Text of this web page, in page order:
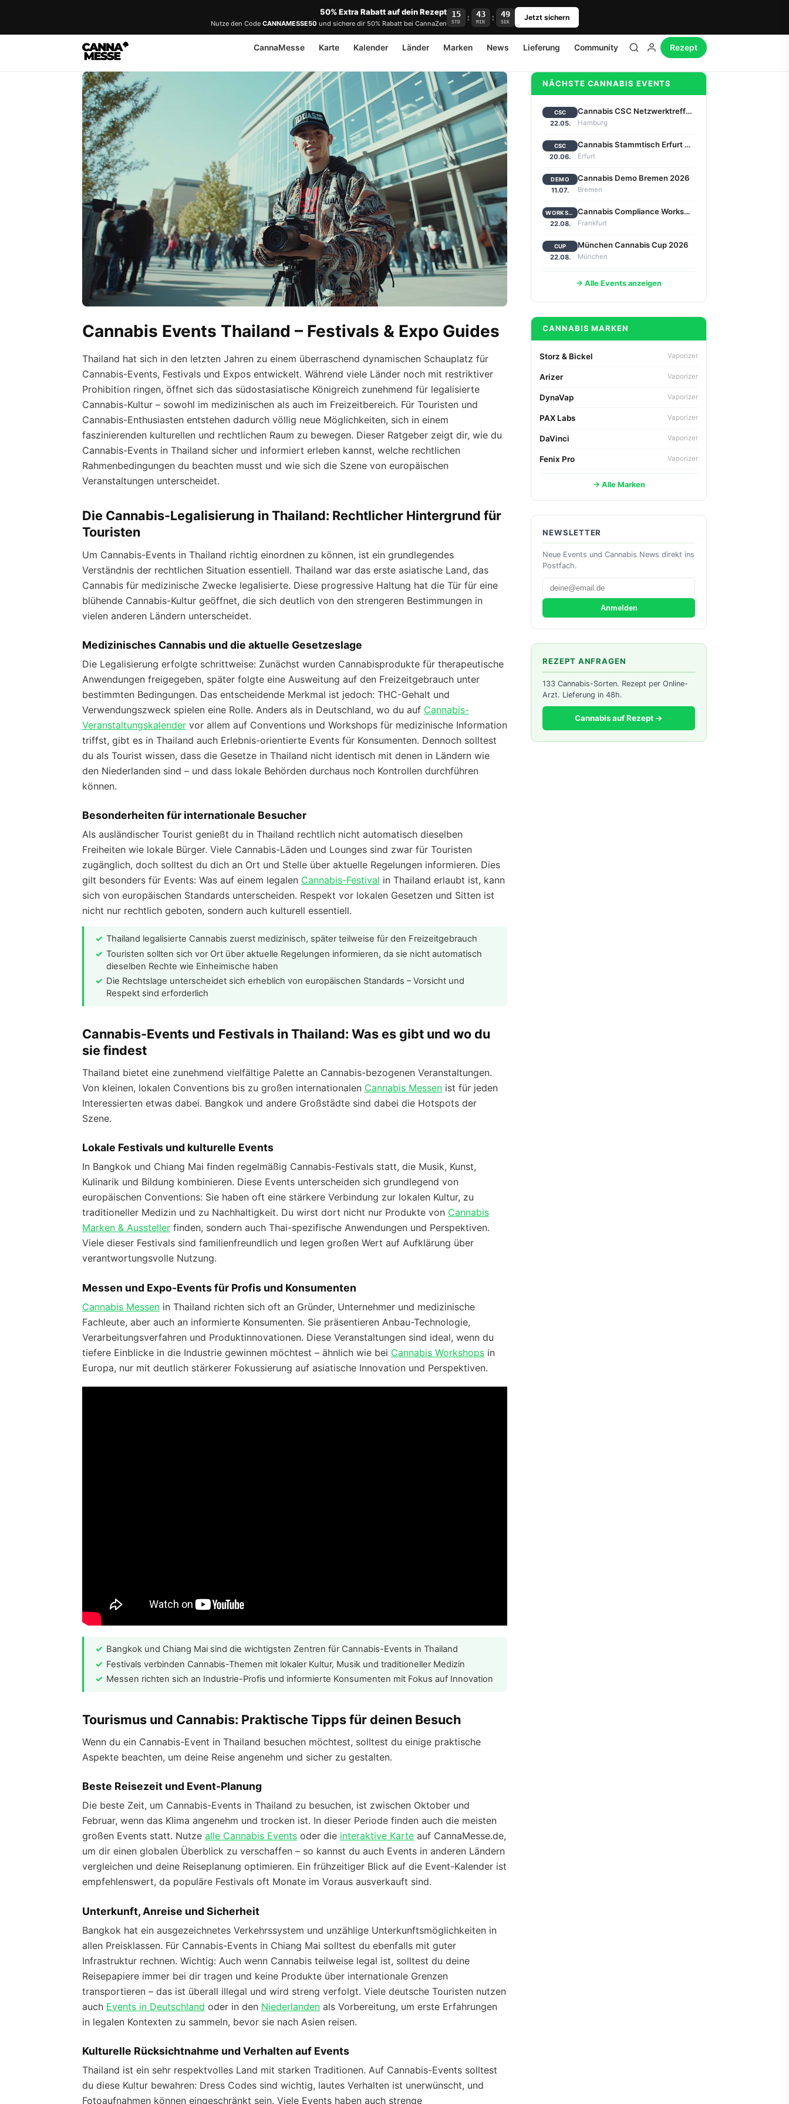
50% Extra Rabatt auf dein Rezept
Nutze den Code CANNAMESSE50 und sichere dir 50% Rabatt bei CannaZen
15
STD : 43
MIN : 48
SEK Jetzt sichern
CannaMesse Karte Kalender Länder Marken News Lieferung Community Rezept
Cannabis Events Thailand – Festivals & Expo Guides
Thailand hat sich in den letzten Jahren zu einem überraschend dynamischen Schauplatz für
Cannabis-Events, Festivals und Expos entwickelt. Während viele Länder noch mit restriktiver
Prohibition ringen, öffnet sich das südostasiatische Königreich zunehmend für legalisierte
Cannabis-Kultur – sowohl im medizinischen als auch im Freizeitbereich. Für Touristen und
Cannabis-Enthusiasten entstehen dadurch völlig neue Möglichkeiten, sich in einem
faszinierenden kulturellen und rechtlichen Raum zu bewegen. Dieser Ratgeber zeigt dir, wie du
Cannabis-Events in Thailand sicher und informiert erleben kannst, welche rechtlichen
Rahmenbedingungen du beachten musst und wie sich die Szene von europäischen
Veranstaltungen unterscheidet.
Die Cannabis-Legalisierung in Thailand: Rechtlicher Hintergrund für
Touristen
Um Cannabis-Events in Thailand richtig einordnen zu können, ist ein grundlegendes
Verständnis der rechtlichen Situation essentiell. Thailand war das erste asiatische Land, das
Cannabis für medizinische Zwecke legalisierte. Diese progressive Haltung hat die Tür für eine
blühende Cannabis-Kultur geöffnet, die sich deutlich von den strengeren Bestimmungen in
vielen anderen Ländern unterscheidet.
Medizinisches Cannabis und die aktuelle Gesetzeslage
Die Legalisierung erfolgte schrittweise: Zunächst wurden Cannabisprodukte für therapeutische
Anwendungen freigegeben, später folgte eine Ausweitung auf den Freizeitgebrauch unter
bestimmten Bedingungen. Das entscheidende Merkmal ist jedoch: THC-Gehalt und
Verwendungszweck spielen eine Rolle. Anders als in Deutschland, wo du auf Cannabis-
Veranstaltungskalender vor allem auf Conventions und Workshops für medizinische Information
triffst, gibt es in Thailand auch Erlebnis-orientierte Events für Konsumenten. Dennoch solltest
du als Tourist wissen, dass die Gesetze in Thailand nicht identisch mit denen in Ländern wie
den Niederlanden sind – und dass lokale Behörden durchaus noch Kontrollen durchführen
können.
Besonderheiten für internationale Besucher
Als ausländischer Tourist genießt du in Thailand rechtlich nicht automatisch dieselben
Freiheiten wie lokale Bürger. Viele Cannabis-Läden und Lounges sind zwar für Touristen
zugänglich, doch solltest du dich an Ort und Stelle über aktuelle Regelungen informieren. Dies
gilt besonders für Events: Was auf einem legalen Cannabis-Festival in Thailand erlaubt ist, kann
sich von europäischen Standards unterscheiden. Respekt vor lokalen Gesetzen und Sitten ist
nicht nur rechtlich geboten, sondern auch kulturell essentiell.
Thailand legalisierte Cannabis zuerst medizinisch, später teilweise für den Freizeitgebrauch
Touristen sollten sich vor Ort über aktuelle Regelungen informieren, da sie nicht automatisch
dieselben Rechte wie Einheimische haben
Die Rechtslage unterscheidet sich erheblich von europäischen Standards – Vorsicht und
Respekt sind erforderlich
Cannabis-Events und Festivals in Thailand: Was es gibt und wo du
sie findest
Thailand bietet eine zunehmend vielfältige Palette an Cannabis-bezogenen Veranstaltungen.
Von kleinen, lokalen Conventions bis zu großen internationalen Cannabis Messen ist für jeden
Interessierten etwas dabei. Bangkok und andere Großstädte sind dabei die Hotspots der
Szene.
Lokale Festivals und kulturelle Events
In Bangkok und Chiang Mai finden regelmäßig Cannabis-Festivals statt, die Musik, Kunst,
Kulinarik und Bildung kombinieren. Diese Events unterscheiden sich grundlegend von
europäischen Conventions: Sie haben oft eine stärkere Verbindung zur lokalen Kultur, zu
traditioneller Medizin und zu Nachhaltigkeit. Du wirst dort nicht nur Produkte von Cannabis
Marken & Aussteller finden, sondern auch Thai-spezifische Anwendungen und Perspektiven.
Viele dieser Festivals sind familienfreundlich und legen großen Wert auf Aufklärung über
verantwortungsvolle Nutzung.
Messen und Expo-Events für Profis und Konsumenten
Cannabis Messen in Thailand richten sich oft an Gründer, Unternehmer und medizinische
Fachleute, aber auch an informierte Konsumenten. Sie präsentieren Anbau-Technologie,
Verarbeitungsverfahren und Produktinnovationen. Diese Veranstaltungen sind ideal, wenn du
tiefere Einblicke in die Industrie gewinnen möchtest – ähnlich wie bei Cannabis Workshops in
Europa, nur mit deutlich stärkerer Fokussierung auf asiatische Innovation und Perspektiven.
Bangkok und Chiang Mai sind die wichtigsten Zentren für Cannabis-Events in Thailand
Festivals verbinden Cannabis-Themen mit lokaler Kultur, Musik und traditioneller Medizin
Messen richten sich an Industrie-Profis und informierte Konsumenten mit Fokus auf Innovation
Tourismus und Cannabis: Praktische Tipps für deinen Besuch
Wenn du ein Cannabis-Event in Thailand besuchen möchtest, solltest du einige praktische
Aspekte beachten, um deine Reise angenehm und sicher zu gestalten.
Beste Reisezeit und Event-Planung
Die beste Zeit, um Cannabis-Events in Thailand zu besuchen, ist zwischen Oktober und
Februar, wenn das Klima angenehm und trocken ist. In dieser Periode finden auch die meisten
großen Events statt. Nutze alle Cannabis Events oder die interaktive Karte auf CannaMesse.de,
um dir einen globalen Überblick zu verschaffen – so kannst du auch Events in anderen Ländern
vergleichen und deine Reiseplanung optimieren. Ein frühzeitiger Blick auf die Event-Kalender ist
empfehlenswert, da populäre Festivals oft Monate im Voraus ausverkauft sind.
Unterkunft, Anreise und Sicherheit
Bangkok hat ein ausgezeichnetes Verkehrssystem und unzählige Unterkunftsmöglichkeiten in
allen Preisklassen. Für Cannabis-Events in Chiang Mai solltest du ebenfalls mit guter
Infrastruktur rechnen. Wichtig: Auch wenn Cannabis teilweise legal ist, solltest du deine
Reisepapiere immer bei dir tragen und keine Produkte über internationale Grenzen
transportieren – das ist überall illegal und wird streng verfolgt. Viele deutsche Touristen nutzen
auch Events in Deutschland oder in den Niederlanden als Vorbereitung, um erste Erfahrungen
in legalen Kontexten zu sammeln, bevor sie nach Asien reisen.
Kulturelle Rücksichtnahme und Verhalten auf Events
Thailand ist ein sehr respektvolles Land mit starken Traditionen. Auf Cannabis-Events solltest
du diese Kultur bewahren: Dress Codes sind wichtig, lautes Verhalten ist unerwünscht, und
Fotoaufnahmen können eingeschränkt sein. Viele Events haben auch strenge
NÄCHSTE CANNABIS EVENTS
CSC
22.05.
Cannabis CSC Netzwerktreffen Hamburg 2026
Hamburg
CSC
20.06.
Cannabis Stammtisch Erfurt 2026
Erfurt
DEMO
11.07.
Cannabis Demo Bremen 2026
Bremen
WORKSHOP
22.08.
Cannabis Compliance Workshop Frankfurt 2026
Frankfurt
CUP
22.08.
München Cannabis Cup 2026
München
→ Alle Events anzeigen
CANNABIS MARKEN
Storz & Bickel Vaporizer
Arizer Vaporizer
DynaVap Vaporizer
PAX Labs Vaporizer
DaVinci Vaporizer
Fenix Pro Vaporizer
→ Alle Marken
NEWSLETTER
Neue Events und Cannabis News direkt ins
Postfach.
Anmelden
REZEPT ANFRAGEN
133 Cannabis-Sorten. Rezept per Online-
Arzt. Lieferung in 48h.
Cannabis auf Rezept →